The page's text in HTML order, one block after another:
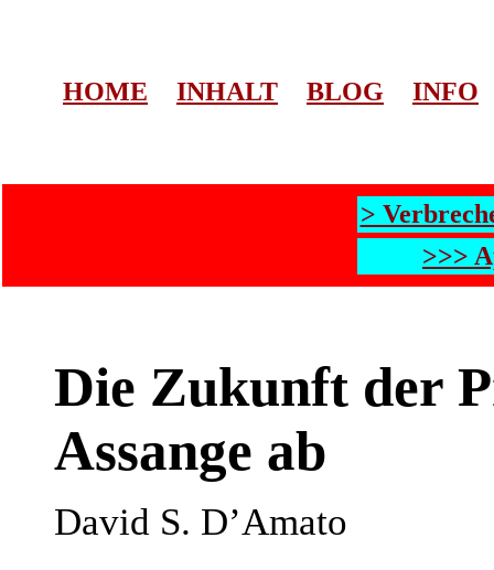
HOME INHALT BLOG INFO
>
>>>
Die Zukunft der
Assange ab
David S. D’Amato